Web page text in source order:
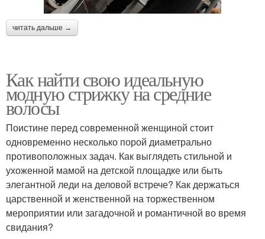
читать дальше →
Как найти свою идеальную
модную стрижку на средние
волосы
Поистине перед современной женщиной стоит
одновременно несколько порой диаметрально
противоположных задач. Как выглядеть стильной и
ухоженной мамой на детской площадке или быть
элегантной леди на деловой встрече? Как держаться
царственной и женственной на торжественном
мероприятии или загадочной и романтичной во время
свидания?